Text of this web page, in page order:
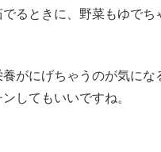
るときに、野菜もゆでち
養がにげちゃうのが気にな
してもいいですね。